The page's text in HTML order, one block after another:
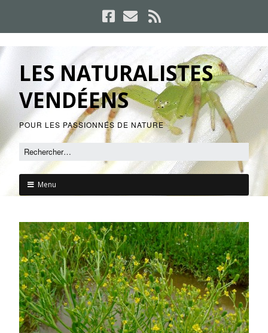
LES NATURALISTES
VENDÉENS
POUR LES PASSIONNÉS DE NATURE
Menu